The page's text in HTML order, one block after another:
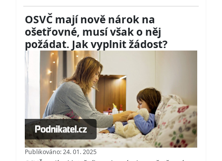
OSVČ mají nově nárok na
ošetřovné, musí však o něj
požádat. Jak vyplnit žádost?
Publikováno: 24. 01. 2025